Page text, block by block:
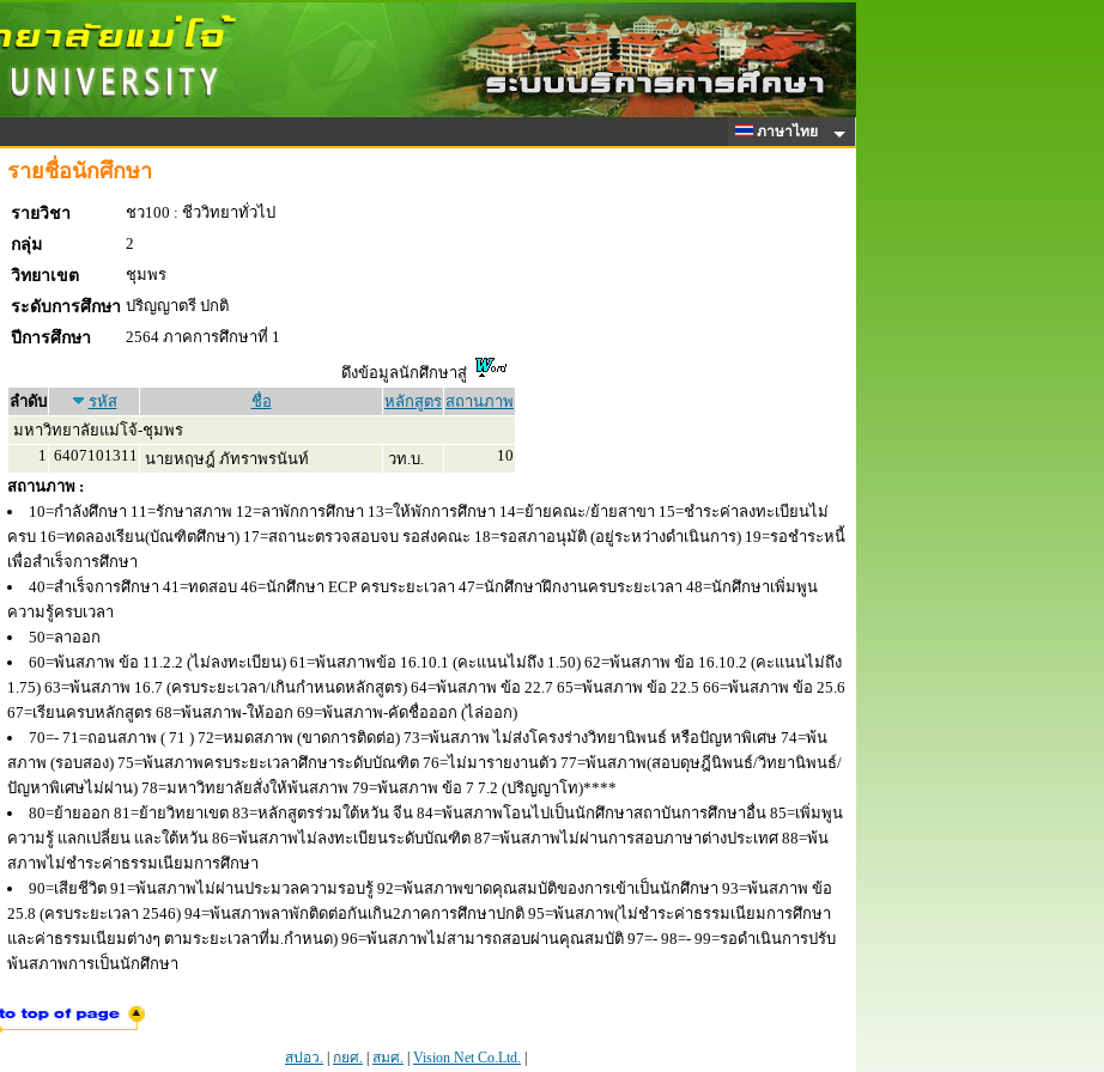
ภาษาไทย
รายชื่อนักศึกษา
รายวิชา
ชว100 : ชีววิทยาทั่วไป
กลุ่ม
2
วิทยาเขต
ชุมพร
ระดับการศึกษา ปริญญาตรี ปกติ
ปีการศึกษา
2564 ภาคการศึกษาที่ 1
ดึงข้อมูลนักศึกษาสู่
ลำดับ
รหัส ชื่อ หลักสูตร สถานภาพ
มหาวิทยาลัยแม่โจ้-ชุมพร
1 6407101311 นายหฤษฎ์ ภัทราพรนันท์ วท.บ.
10
สถานภาพ :
10=กำลังศึกษา 11=รักษาสภาพ 12=ลาพักการศึกษา 13=ให้พักการศึกษา 14=ย้ายคณะ/ย้ายสาขา 15=ชำระค่าลงทะเบียนไม่
ครบ 16=ทดลองเรียน(บัณฑิตศึกษา) 17=สถานะตรวจสอบจบ รอส่งคณะ 18=รอสภาอนุมัติ (อยู่ระหว่างดำเนินการ) 19=รอชำระหนี้
เพื่อสำเร็จการศึกษา
40=สำเร็จการศึกษา 41=ทดสอบ 46=นักศึกษา ECP ครบระยะเวลา 47=นักศึกษาฝึกงานครบระยะเวลา 48=นักศึกษาเพิ่มพูน
ความรู้ครบเวลา
50=ลาออก
60=พ้นสภาพ ข้อ 11.2.2 (ไม่ลงทะเบียน) 61=พ้นสภาพข้อ 16.10.1 (คะแนนไม่ถึง 1.50) 62=พ้นสภาพ ข้อ 16.10.2 (คะแนนไม่ถึง
1.75) 63=พ้นสภาพ 16.7 (ครบระยะเวลา/เกินกำหนดหลักสูตร) 64=พ้นสภาพ ข้อ 22.7 65=พ้นสภาพ ข้อ 22.5 66=พ้นสภาพ ข้อ 25.6
67=เรียนครบหลักสูตร 68=พ้นสภาพ-ให้ออก 69=พ้นสภาพ-คัดชื่อออก (ไล่ออก)
70=- 71=ถอนสภาพ ( 71 ) 72=หมดสภาพ (ขาดการติดต่อ) 73=พ้นสภาพ ไม่ส่งโครงร่างวิทยานิพนธ์ หรือปัญหาพิเศษ 74=พ้น
สภาพ (รอบสอง) 75=พ้นสภาพครบระยะเวลาศึกษาระดับบัณฑิต 76=ไม่มารายงานตัว 77=พ้นสภาพ(สอบดุษฎีนิพนธ์/วิทยานิพนธ์/
ปัญหาพิเศษไม่ผ่าน) 78=มหาวิทยาลัยสั่งให้พ้นสภาพ 79=พ้นสภาพ ข้อ 7 7.2 (ปริญญาโท)****
80=ย้ายออก 81=ย้ายวิทยาเขต 83=หลักสูตรร่วมใต้หวัน จีน 84=พ้นสภาพโอนไปเป็นนักศึกษาสถาบันการศึกษาอื่น 85=เพิ่มพูน
ความรู้ แลกเปลี่ยน และใต้หวัน 86=พ้นสภาพไม่ลงทะเบียนระดับบัณฑิต 87=พ้นสภาพไม่ผ่านการสอบภาษาต่างประเทศ 88=พ้น
สภาพไม่ชำระค่าธรรมเนียมการศึกษา
90=เสียชีวิต 91=พ้นสภาพไม่ผ่านประมวลความรอบรู้ 92=พ้นสภาพขาดคุณสมบัติของการเข้าเป็นนักศึกษา 93=พ้นสภาพ ข้อ
25.8 (ครบระยะเวลา 2546) 94=พ้นสภาพลาพักติดต่อกันเกิน2ภาคการศึกษาปกติ 95=พ้นสภาพ(ไม่ชำระค่าธรรมเนียมการศึกษา
และค่าธรรมเนียมต่างๆ ตามระยะเวลาที่ม.กำหนด) 96=พ้นสภาพไม่สามารถสอบผ่านคุณสมบัติ 97=- 98=- 99=รอดำเนินการปรับ
พ้นสภาพการเป็นนักศึกษา
สปอว. กยศ. สมศ. Vision Net Co.Ltd.